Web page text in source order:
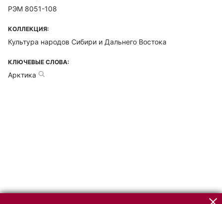
РЭМ 8051-108
КОЛЛЕКЦИЯ:
Культура народов Сибири и Дальнего Востока
КЛЮЧЕВЫЕ СЛОВА:
Арктика